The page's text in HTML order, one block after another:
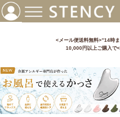
<メール便送料無料>”14時
10,000円以上ご購入で